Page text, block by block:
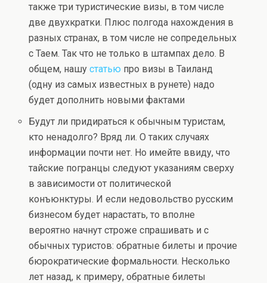
также три туристические визы, в том числе
две двухкратки. Плюс полгода нахождения в
разных странах, в том числе не сопредельных
с Таем. Так что не только в штампах дело. В
общем, нашустатью про визы в Таиланд
(одну из самых известных в рунете) надо
будет дополнить новыми фактами
Будут ли придираться к обычным туристам,
кто ненадолго? Вряд ли. О таких случаях
информации почти нет. Но имейте ввиду, что
тайские погранцы следуют указаниям сверху
в зависимости от политической
конъюнктуры. И если недовольство русским
бизнесом будет нарастать, то вполне
вероятно начнут строже спрашивать и с
обычных туристов: обратные билеты и прочие
бюрократические формальности. Несколько
лет назад, к примеру, обратные билеты